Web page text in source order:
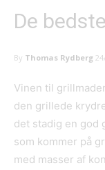
De
By Thomas Rydberg
Vinen til
den grillede
det stadig en god
som kommer på
med masser af